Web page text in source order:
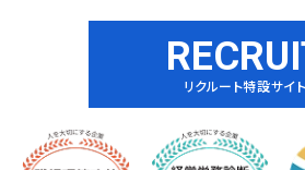
リクルート特設サイト